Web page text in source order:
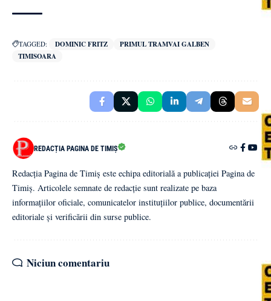
TAGGED: DOMINIC FRITZ
PRIMUL TRAMVAI GALBEN
TIMISOARA
REDACȚIA PAGINA DE TIMIȘ
Redacția Pagina de Timiș este echipa editorială a publicației Pagina de
Timiș. Articolele semnate de redacție sunt realizate pe baza
informațiilor oficiale, comunicatelor instituțiilor publice, documentării
editoriale și verificării din surse publice.
Niciun comentariu